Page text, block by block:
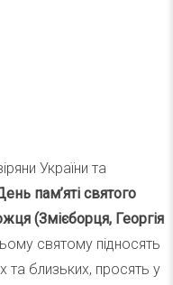
України та
пам’яті святого
(Змієборця, Георгія
святому підносять
та близьких, просять у